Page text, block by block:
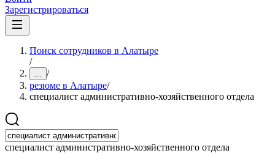
Зарегистрироваться
Поиск сотрудников в Алатыре
/
... /
резюме в Алатыре/
специалист административно-хозяйственного отдела
специалист административно-хозяйственного отдела